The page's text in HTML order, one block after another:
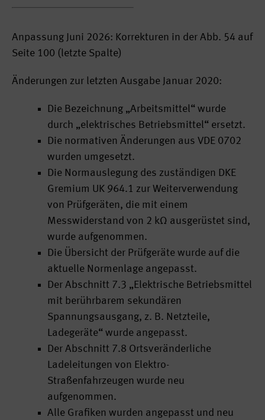
Anpassung Juni 2026: Korrekturen in der Abb. 54 auf
Seite 100 (letzte Spalte)
Änderungen zur letzten Ausgabe Januar 2020:
Die Bezeichnung „Arbeitsmittel“ wurde
durch „elektrisches Betriebsmittel“ ersetzt.
Die normativen Änderungen aus VDE 0702
wurden umgesetzt.
Die Normauslegung des zuständigen DKE
Gremium UK 964.1 zur Weiterverwendung
von Prüfgeräten, die mit einem
Messwiderstand von 2 kΩ ausgerüstet sind,
wurde aufgenommen.
Die Übersicht der Prüfgeräte wurde auf die
aktuelle Normenlage angepasst.
Der Abschnitt 7.3 „Elektrische Betriebsmittel
mit berührbarem sekundären
Spannungsausgang, z. B. Netzteile,
Ladegeräte“ wurde angepasst.
Der Abschnitt 7.8 Ortsveränderliche
Ladeleitungen von Elektro-
Straßenfahrzeugen wurde neu
aufgenommen.
Alle Grafiken wurden angepasst und neu